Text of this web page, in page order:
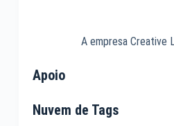
A empresa Creative
Apoio
Nuvem de Tags